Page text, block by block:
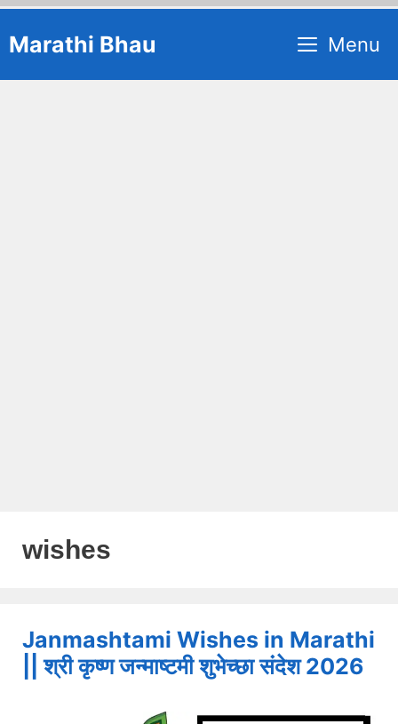
toMarathi Bhau Menu
wishes
Janmashtami Wishes in Marathi
|| श्री कृष्ण जन्माष्टमी शुभेच्छा संदेश 2026